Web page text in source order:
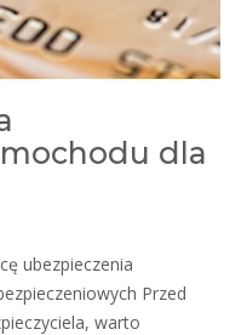
dla
ubezpieczenia
Przed
warto